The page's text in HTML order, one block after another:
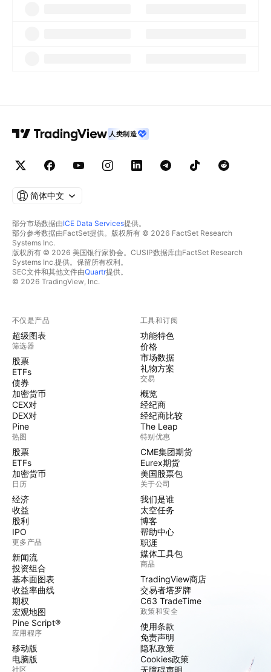
人类制造
简体中文
部分市场数据由ICE Data Services提供。
部分参考数据由FactSet提供。版权所有 © 2026 FactSet Research
Systems Inc.
版权所有 © 2026 美国银行家协会。CUSIP数据库由FactSet Research
Systems Inc.提供。保留所有权利。
SEC文件和其他文件由Quartr提供。
© 2026 TradingView, Inc.
不仅是产品
超级图表
筛选器
股票
ETFs
债券
加密货币
CEX对
DEX对
Pine
热图
股票
ETFs
加密货币
日历
经济
收益
股利
IPO
更多产品
新闻流
投资组合
基本面图表
收益率曲线
期权
宏观地图
Pine Script®
应用程序
移动版
电脑版
社区
工具和订阅
功能特色
价格
市场数据
礼物方案
交易
概览
经纪商
经纪商比较
The Leap
特别优惠
CME集团期货
Eurex期货
美国股票包
关于公司
我们是谁
太空任务
博客
帮助中心
职涯
媒体工具包
商品
TradingView商店
交易者塔罗牌
C63 TradeTime
政策和安全
使用条款
免责声明
隐私政策
Cookies政策
无障碍声明